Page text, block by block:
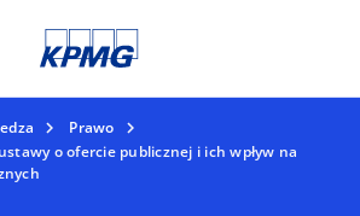
Prawo
o ofercie publicznej i ich wpływ na